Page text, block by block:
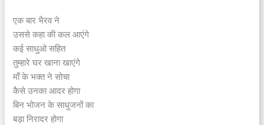
एक बार भैरव ने
उससे कहा की कल आएंगे
कई साधुओ सहित
तुम्हारे घर खाना खाएंगे
माँ के भक्त ने सोचा
कैसे उनका आदर होगा
बिन भोजन के साधुजनों का
बड़ा निरादर होगा